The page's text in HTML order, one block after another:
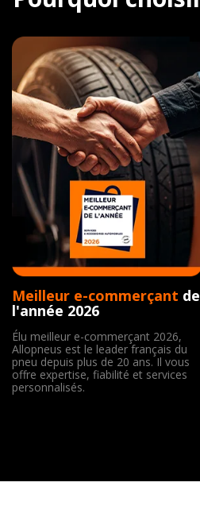
Meilleur e-commerçant de
l'année 2026
Élu meilleur e-commerçant 2026,
Allopneus est le leader français du
pneu depuis plus de 20 ans. Il vous
offre expertise, fiabilité et services
personnalisés.